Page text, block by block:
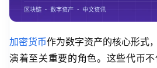
加密货币作为数字资产的核心形式
演着至关重要的角色。这些代币